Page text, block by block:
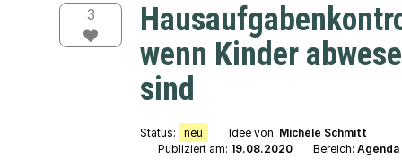
3
wenn Kinder
sind
Status: neu Idee von: Michèle Schmitt
Publiziert am: 19.08.2020 Bereich: Agenda